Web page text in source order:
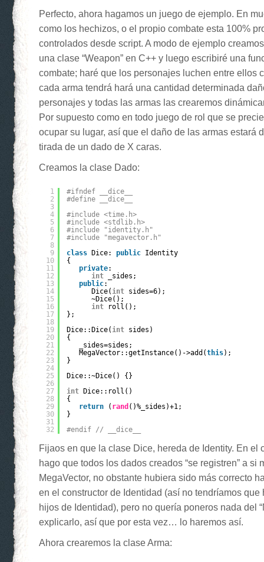
Perfecto, ahora hagamos un juego de ejemplo. En
como los hechizos, o el propio combate esta 100%
controlados desde script. A modo de ejemplo
una clase “Weapon” en C++ y luego escribiré una
combate; haré que los personajes luchen entre ellos
cada arma tendrá hará una cantidad determinada
personajes y todas las armas las crearemos
Por supuesto como en todo juego de rol que se
ocupar su lugar, así que el daño de las armas estará
tirada de un dado de X caras.
Creamos la clase Dado:
1
2
3
4
5
6
7
8
9
10
11
12
13
14
15
16
17
18
19
20
21
22
23
24
25
26
27
28
29
30
31
32
#ifndef __dice__
#define __dice__
#include <time.h>
#include <stdlib.h>
#include "identity.h"
#include "megavector.h"
class
Dice: public Identity
{
private:
int
_sides;
public:
Dice( int sides=6);
~Dice();
int
roll();
};
Dice::Dice( int sides)
{
_sides=sides;
MegaVector::getInstance()->add(this);
}
Dice::~Dice() {}
int
Dice::roll()
{
return
( rand ()%_sides)+1;
}
#endif // __dice__
Fijaos en que la clase Dice, hereda de Identity. En el
hago que todos los dados creados “se registren” a si
MegaVector, no obstante hubiera sido más correcto
en el constructor de Identidad (así no tendríamos que
hijos de Identidad), pero no quería poneros nada del
explicarlo, así que por esta vez… lo haremos así.
Ahora crearemos la clase Arma: